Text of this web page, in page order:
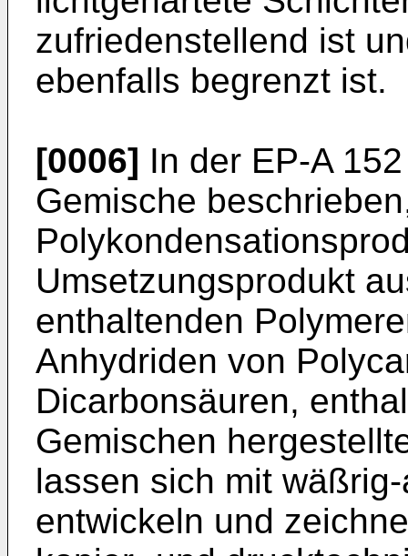
zufriedenstellend ist
ebenfalls begrenzt ist.
[0006] In der EP-A
Gemische
Umsetzungsprodukt
enthaltenden
Anhydriden von
Dicarbon­säuren,
Gemischen
lassen sich mit
entwickeln und